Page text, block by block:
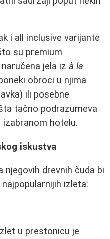
i all inclusive varijante
su premium
jela iz à la
obroci u njima
ili posebne
tačno podrazumeva
hotelu.
iskustva
njegovih drevnih čuda bi
izleta:
u prestonicu je